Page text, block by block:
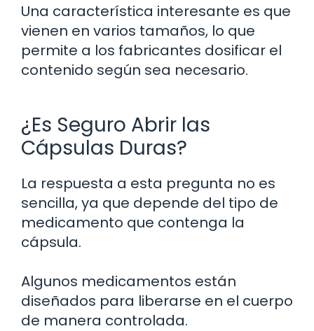
Una característica interesante es que
vienen en varios tamaños, lo que
permite a los fabricantes dosificar el
contenido según sea necesario.
¿Es Seguro Abrir las
Cápsulas Duras?
La respuesta a esta pregunta no es
sencilla, ya que depende del tipo de
medicamento que contenga la
cápsula.
Algunos medicamentos están
diseñados para liberarse en el cuerpo
de manera controlada.